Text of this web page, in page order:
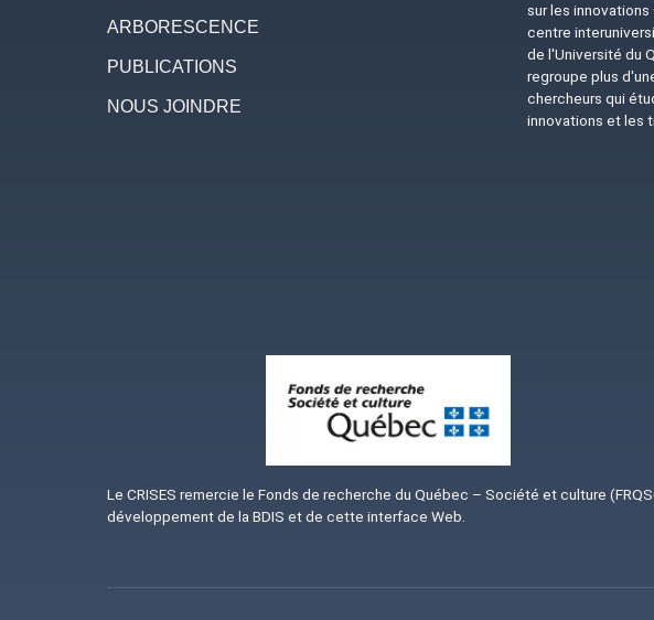
ARBORESCENCE
PUBLICATIONS
NOUS JOINDRE
sur les
centre
de l'Université du
regroupe plus
chercheurs qui
innovations et les
Le CRISES remercie le Fonds de recherche du Québec – Société et culture
développement de la BDIS et de cette interface Web.